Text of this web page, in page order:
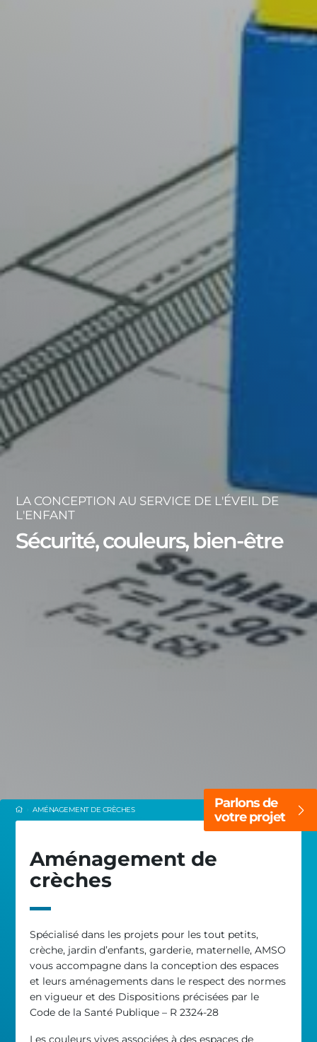
LA CONCEPTION AU SERVICE DE L'ÉVEIL DE
L'ENFANT
Sécurité, couleurs, bien-être
AMÉNAGEMENT DE CRÈCHES
Parlons de
votre projet
Aménagement de
crèches
Spécialisé dans les projets pour les tout petits,
crèche, jardin d’enfants, garderie, maternelle, AMSO
vous accompagne dans la conception des espaces
et leurs aménagements dans le respect des normes
en vigueur et des Dispositions précisées par le
Code de la Santé Publique – R 2324-28
Les couleurs vives associées à des espaces de